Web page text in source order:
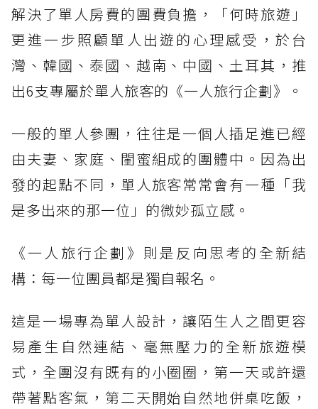
解決了單人房費的團費負擔，「何時旅遊」
更進一步照顧單人出遊的心理感受，於台
灣、韓國、泰國、越南、中國、土耳其，推
出6支專屬於單人旅客的《一人旅行企劃》。
一般的單人參團，往往是一個人插足進已經
由夫妻、家庭、閨蜜組成的團體中。因為出
發的起點不同，單人旅客常常會有一種「我
是多出來的那一位」的微妙孤立感。
《一人旅行企劃》則是反向思考的全新結
構：每一位團員都是獨自報名。
這是一場專為單人設計，讓陌生人之間更容
易產生自然連結、毫無壓力的全新旅遊模
式，全團沒有既有的小圈圈，第一天或許還
帶著點客氣，第二天開始自然地併桌吃飯，